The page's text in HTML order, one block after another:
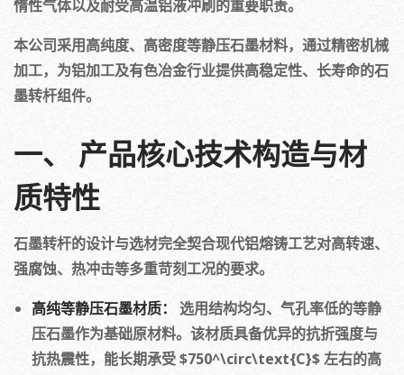
惰性气体以及耐受高温铝液冲刷的重要职责。
本公司采用高纯度、高密度等静压石墨材料，通过精密机械
加工，为铝加工及有色冶金行业提供高稳定性、长寿命的石
墨转杆组件。
一、 产品核心技术构造与材
质特性
石墨转杆的设计与选材完全契合现代铝熔铸工艺对高转速、
强腐蚀、热冲击等多重苛刻工况的要求。
高纯等静压石墨材质：
选用结构均匀、气孔率低的等静
压石墨作为基础原材料。该材质具备优异的抗折强度与
抗热震性，能长期承受 $750^\circ\text{C}$ 左右的高